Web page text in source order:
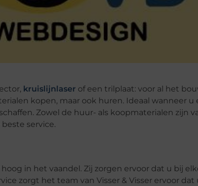
kruislijnlaser of een trilplaat: voor al het
kopen, maar ook huren. Ideaal wanneer
Zowel de huur- als koopmaterialen zijn
service.
hoog in het vaandel. Zij zorgen ervoor dat u bij
zorgt het team van Visser & Visser ervoor